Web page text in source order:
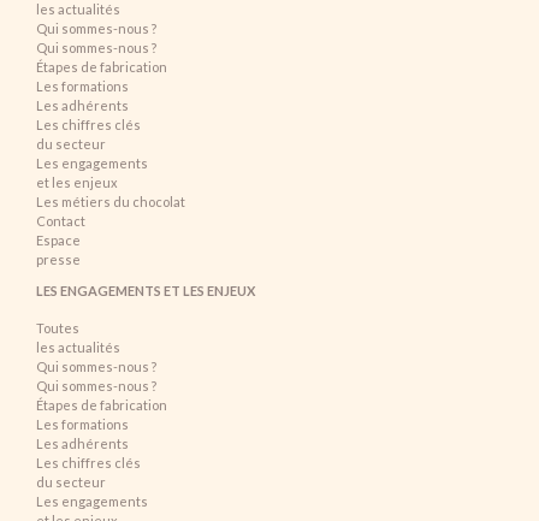
les actualités
Qui sommes-nous ?
Qui sommes-nous ?
Étapes de fabrication
Les formations
Les adhérents
Les chiffres clés
du secteur
Les engagements
et les enjeux
Les métiers du chocolat
Contact
Espace
presse
LES ENGAGEMENTS ET LES ENJEUX
Toutes
les actualités
Qui sommes-nous ?
Qui sommes-nous ?
Étapes de fabrication
Les formations
Les adhérents
Les chiffres clés
du secteur
Les engagements